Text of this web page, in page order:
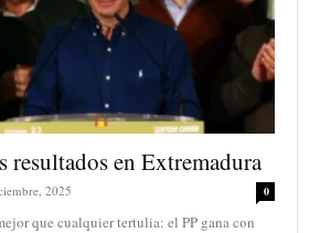
resultados en Extremadura
2025 0
que cualquier tertulia: el PP gana con